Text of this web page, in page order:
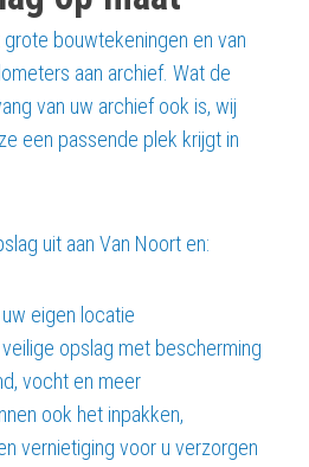
bouwtekeningen en van
aan archief. Wat de
van uw archief ook is, wij
een passende plek krijgt in
uit aan Van Noort en:
eigen locatie
opslag met bescherming
vocht en meer
ook het inpakken,
vernietiging voor u verzorgen